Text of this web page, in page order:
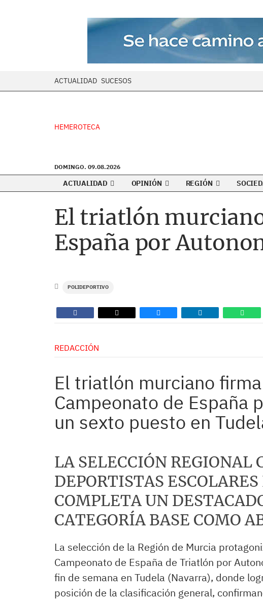
ACTUALIDAD SUCESOS
HEMEROTECA
DOMINGO. 09.08.2026
ACTUALIDAD OPINIÓN REGIÓN
El triatlón
España por
POLIDEPORTIVO
REDACCIÓN
El triatlón murciano
Campeonato de España
un sexto puesto en
LA SELECCIÓN REGIONAL
DEPORTISTAS
COMPLETA UN
CATEGORÍA BASE COMO
La selección de la Región de Murcia
Campeonato de España de Triatlón por
fin de semana en Tudela (Navarra), donde
posición de la clasificación general,